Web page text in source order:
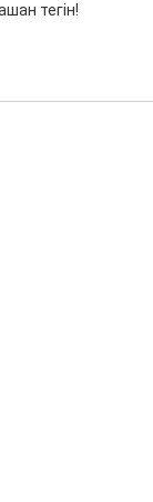
тегін!